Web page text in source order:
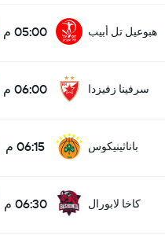
هبوعيل تل أبيب 05:00 م
سرفينا زفيزدا 06:00 م
باناثينيكوس 06:15 م
كاخا لابورال 06:30 م